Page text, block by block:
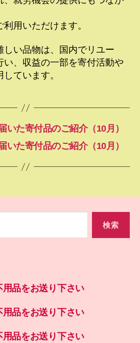
用いただけます。
い品物は、国内でリユー
い、収益の一部を寄付活動や
ています。
いた寄付品のご紹介（10月）
いた寄付品のご紹介（10月）
用品をお送り下さい
用品をお送り下さい
用品をお送り下さい